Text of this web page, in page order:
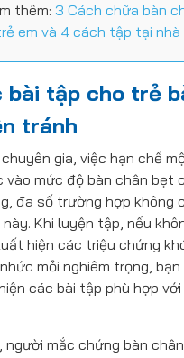
thêm: 3 Cách chữa bàn
em và 4 cách tập tại nhà
bài tập cho trẻ
tránh
gia, việc hạn chế
vào mức độ bàn chân bẹt
đa số trường hợp không
Khi luyện tập, nếu
hiện các triệu chứng
mỏi nghiêm trọng,
các bài tập phù hợp với
người mắc chứng bàn